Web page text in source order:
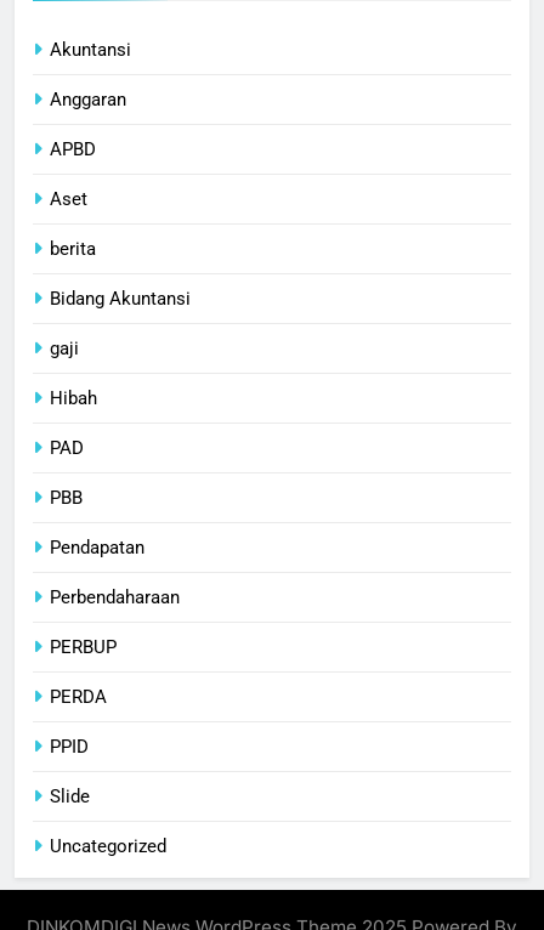
Akuntansi
Anggaran
APBD
Aset
berita
Bidang Akuntansi
gaji
Hibah
PAD
PBB
Pendapatan
Perbendaharaan
PERBUP
PERDA
PPID
Slide
Uncategorized